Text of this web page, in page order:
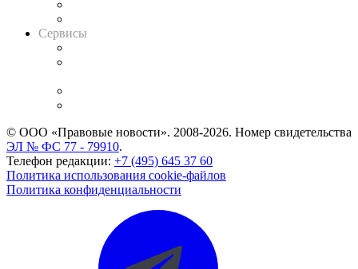
Сервисы
© ООО «Правовые новости». 2008-2026. Номер свидетельства
ЭЛ № ФС 77 - 79910.
Телефон редакции: +7 (495) 645 37 60
Политика использования cookie-файлов
Политика конфиденциальности